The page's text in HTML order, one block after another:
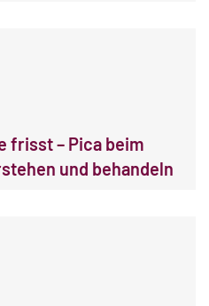
frisst – Pica beim
und behandeln